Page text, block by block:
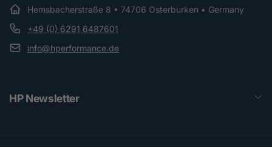
Hemsbacherstraße 8 • 74706 Osterburken • Germany
+49 (0) 6291 6487601
info@hperformance.de
HP Newsletter